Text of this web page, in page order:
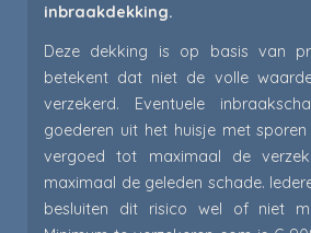
inbraakdekking.
Deze dekking is op basis van
betekent dat niet de volle
verzekerd. Eventuele
goederen uit het huisje met
vergoed tot maximaal de
maximaal de geleden schade.
besluiten dit risico wel of niet